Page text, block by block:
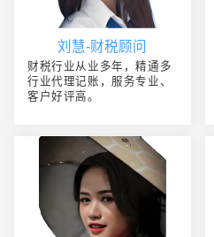
刘慧-财税顾问
财税行业从业多年，精通多
行业代理记账，服务专业、
客户好评高。